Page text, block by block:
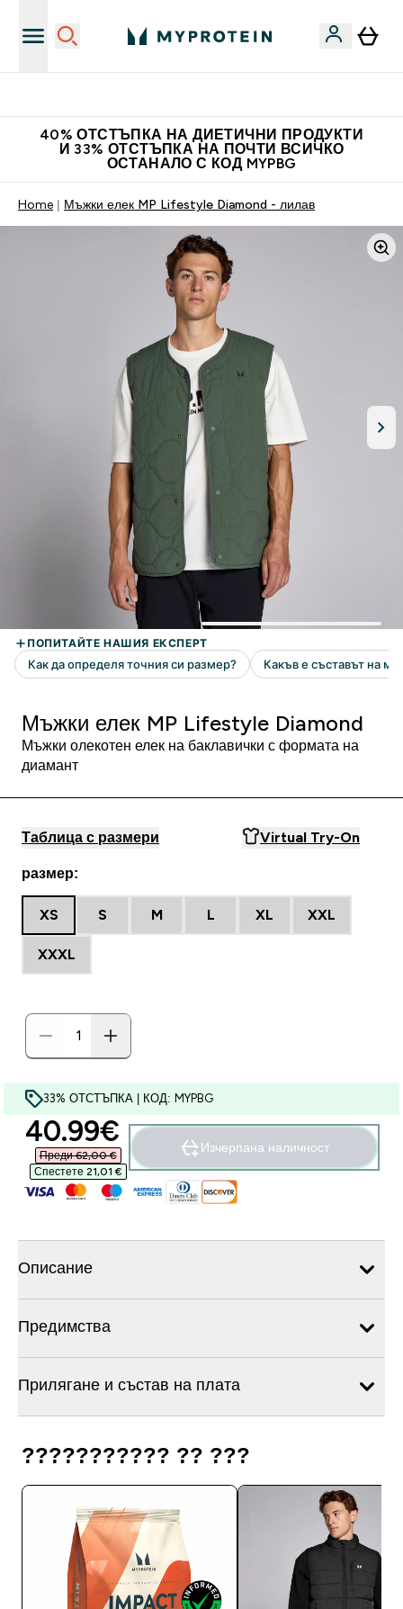
40% ОТСТЪПКА НА ДИЕТИЧНИ ПРОДУКТИ
И 33% ОТСТЪПКА НА ПОЧТИ ВСИЧКО
ОСТАНАЛО С КОД MYPBG
Home Мъжки елек MP Lifestyle Diamond - лилав
Мъжки елек MP Lifestyle Diamond
Мъжки олекотен елек на баклавички с формата на
диамант
Таблица с размери Virtual Try-On
размер:
XS S M L XL XXL
XXXL
33% ОТСТЪПКА | КОД: MYPBG
discounted price
40.99€‎
Преди 62,00 €‎
Спестете 21,01 €‎
Изчерпана наличност
Описание
Предимства
Прилягане и състав на плата
??????????? ?? ???